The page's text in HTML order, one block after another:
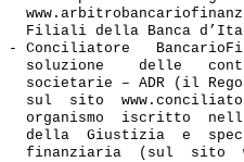
Filiali della Banca
- Conciliatore
soluzione    delle
societarie – ADR (il
sul  sito
organismo  iscritto
della  Giustizia  e
finanziaria  (sul  sito